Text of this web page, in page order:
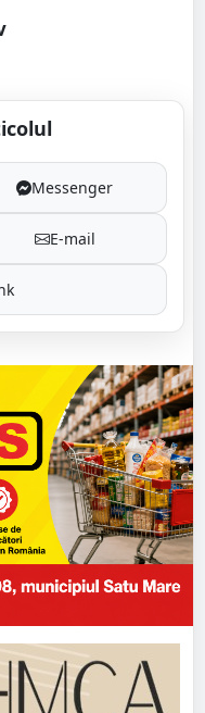
Messenger
E-mail